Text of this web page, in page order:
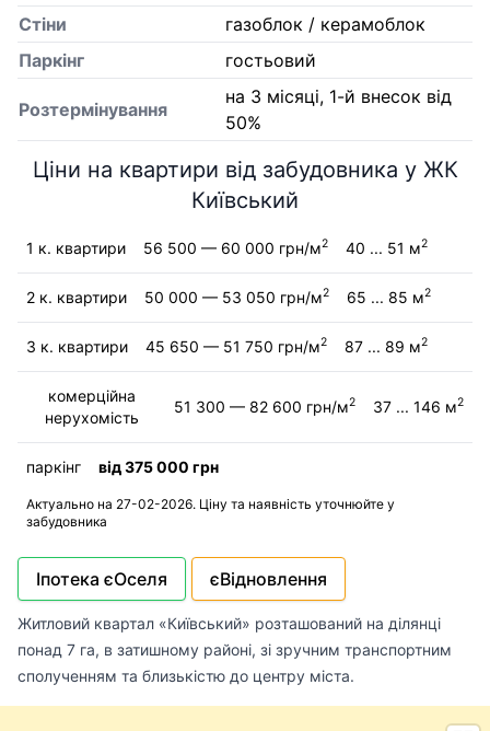
Стіни
газоблок / керамоблок
Паркінг
гостьовий
Розтермінування
на 3 місяці, 1-й внесок від
50%
Ціни на квартири від забудовника у ЖК
Київський
1 к. квартири 56 500 — 60 000 грн/м2 40 ... 51 м2
2 к. квартири 50 000 — 53 050 грн/м2 65 ... 85 м2
3 к. квартири 45 650 — 51 750 грн/м2 87 ... 89 м2
комерційна
нерухомість
51 300 — 82 600 грн/м2 37 ... 146 м2
паркінг від 375 000 грн
Актуально на 27-02-2026. Ціну та наявність уточнюйте у
забудовника
Іпотека єОселя єВідновлення
Житловий квартал «Київський» розташований на ділянці
понад 7 гa, в затишному районі, зі зручним транспортним
сполученням та близькістю до центру міста.